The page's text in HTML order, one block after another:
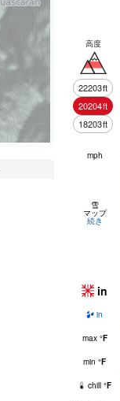
高度
22203ft
20204ft
18203ft
mph
雪
マップ
続き
in
in
max °F
min °F
chill °F